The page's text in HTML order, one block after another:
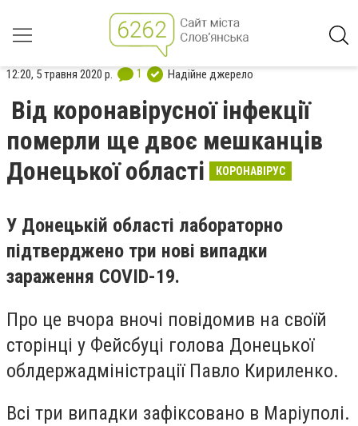
12:20, 5 травня 2020 р. 1 Надійне джерело
Від коронавірусної інфекції
померли ще двоє мешканців
Донецької області
КОРОНАВІРУС
У Донецькій області лабораторно
підтверджено три нові випадки
зараження COVID-19.
Про це вчора вночі повідомив на своїй
сторінці у Фейсбуці голова Донецької
облдержадміністрації Павло Кириленко.
Всі три випадки зафіксовано в Маріуполі.